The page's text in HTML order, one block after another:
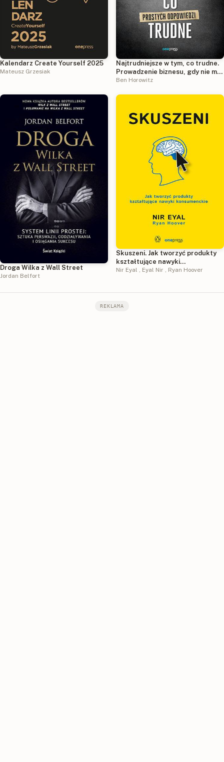
Kalendarz Create Yourself 2025
Mateusz Grzesiak
Najtrudniejsze w tym, co trudne.
Prowadzenie biznesu, gdy nie ma
prostych odpowiedzi
Ben Horowitz
Droga Wilka z Wall Street
Jordan Belfort
Skuszeni. Jak tworzyć produkty
kształtujące nawyki
konsumenckie
Nir Eyal Eyal Nir Ryan Hoover
REKLAMA